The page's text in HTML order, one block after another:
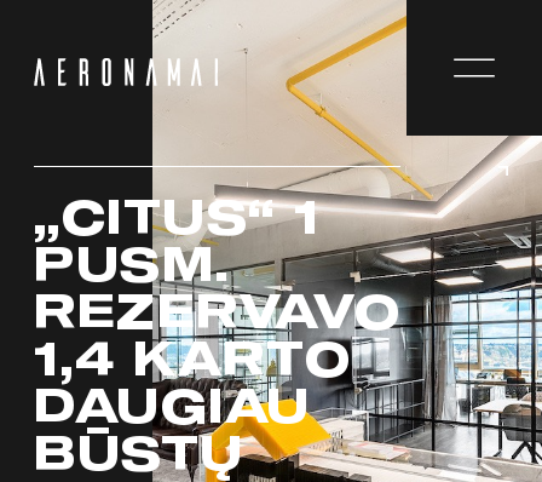
„CITUS“ 1
PUSM.
REZERVAVO
1,4 KARTO
DAUGIAU
BŪSTŲ